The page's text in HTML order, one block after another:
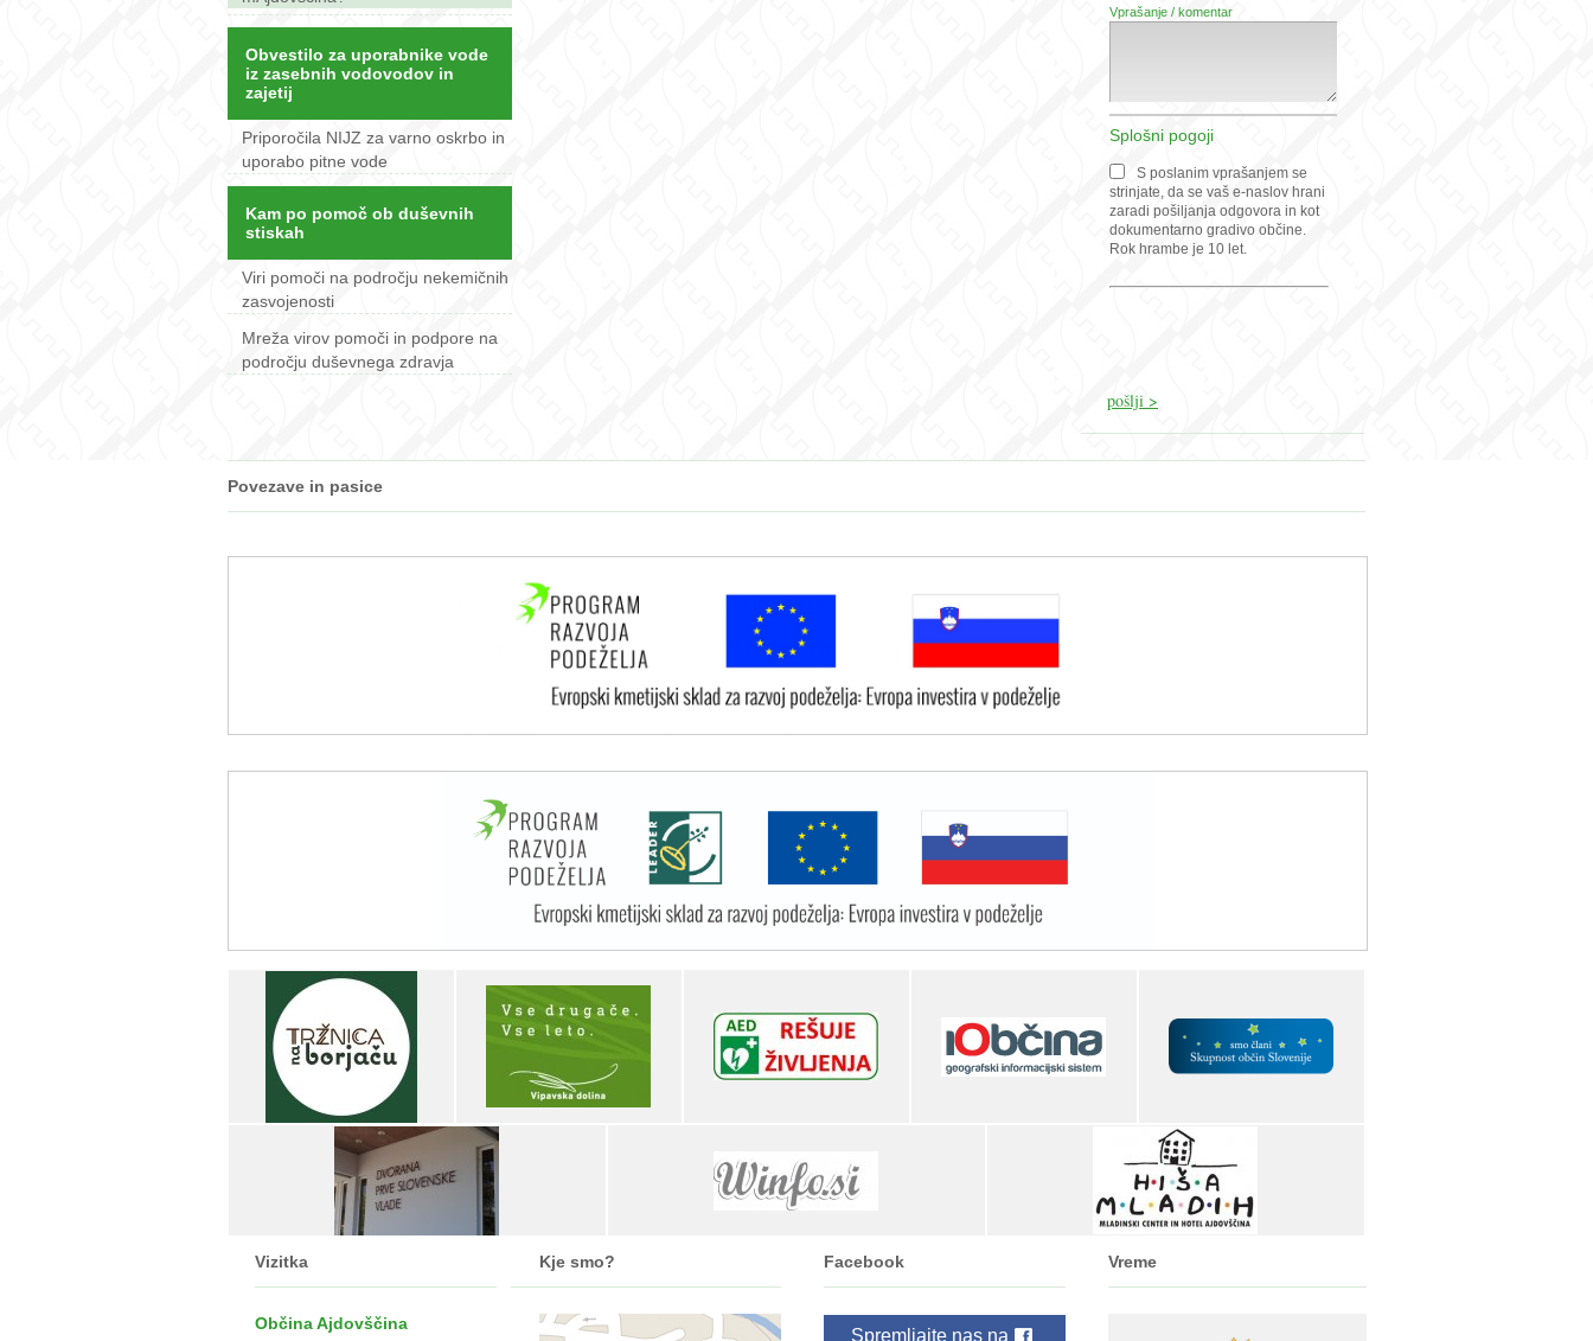
Obvestilo za uporabnike vode
iz zasebnih vodovodov in
zajetij
Priporočila NIJZ za varno oskrbo in
uporabo pitne vode
Kam po pomoč ob duševnih
stiskah
Viri pomoči na področju nekemičnih
zasvojenosti
Mreža virov pomoči in podpore na
področju duševnega zdravja
Vprašanje / komentar
Splošni pogoji
S poslanim vprašanjem se
strinjate, da se vaš e-naslov hrani
zaradi pošiljanja odgovora in kot
dokumentarno gradivo občine.
Rok hrambe je 10 let.
Povezave in pasice
Vizitka
Občina Ajdovščina
Kje smo? Facebook
Spremljajte nas na
Vreme